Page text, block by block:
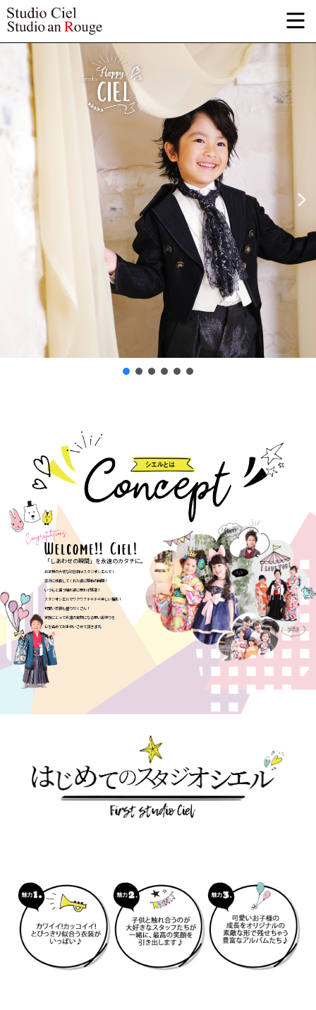
「しあわせの瞬間」を永遠のカタチに。
お子様の大切な記念日はスタジオシエルで！
立派に成長してくれた姿に感動の瞬間！
いつもと違う晴れ姿に思わず感激！
スタジオシエルでワクワクドキドキ楽しい撮影！
可愛い衣装も盛りだくさん！
家族にとって永遠の宝物になる思い出作りを
心を込めてお手伝いさせて頂きます。